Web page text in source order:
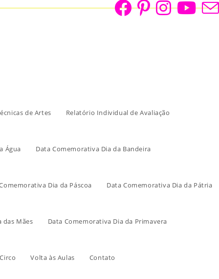
de Artes Relatório Individual de Avaliação
Água Data Comemorativa Dia da Bandeira
Dia da Páscoa Data Comemorativa Dia da Pátria
das Mães Data Comemorativa Dia da Primavera
Volta às Aulas Contato